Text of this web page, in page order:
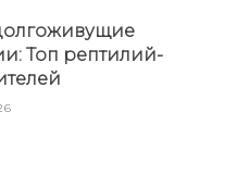
Топ рептилий-